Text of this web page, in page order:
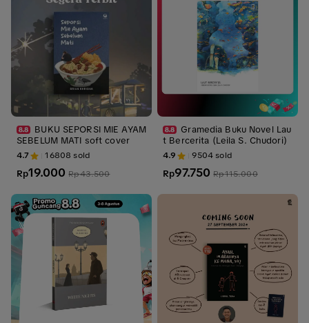
BUKU SEPORSI MIE AYAM
SEBELUM MATI soft cover
4.7 16808 sold
Rp19.000 Rp43.500
Gramedia Buku Novel Lau
t Bercerita (Leila S. Chudori)
4.9 9504sold
Rp97.750 Rp115.000